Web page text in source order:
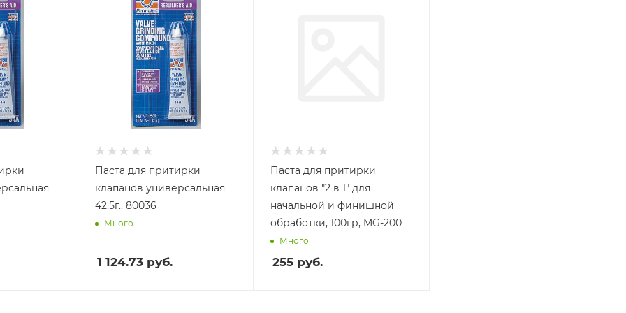
Паста для притирки
клапанов универсальная
42,5г., 80036
Много
1 124.73руб.
Паста для притирки
клапанов "2 в 1" для
начальной и финишной
обработки, 100гр, MG-200
Много
255 руб.